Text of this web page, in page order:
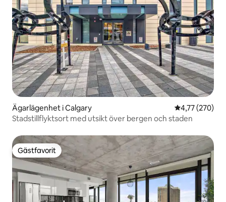
Ägarlägenhet i Calgary 4,77 av 5 i
4,77 (270)
Stadstillflyktsort med utsikt över bergen och staden
Gästfavorit
Gästfavorit